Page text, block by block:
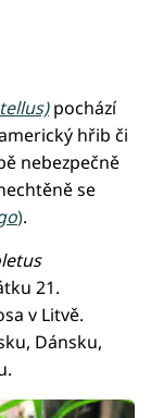
pochází
hřib či
nebezpečně
se
).
21.
v Litvě.
Dánsku,